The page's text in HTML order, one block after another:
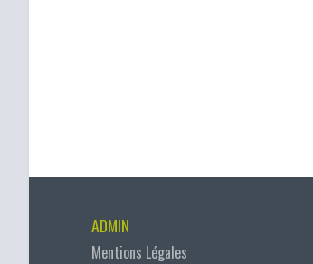
ADMIN
Mentions Légales